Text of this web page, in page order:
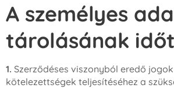
A személyes
tárolásának
1. Szerződéses viszonyból eredő
kötelezettségek teljesítéséhez a